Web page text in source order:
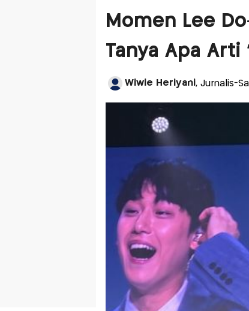
Momen Lee
Tanya Apa Arti
Wiwie Heriyani, Jurnalis-